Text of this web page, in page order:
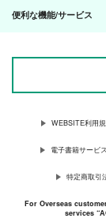
便利な機能/サービス
WEBSITE利用
電子書籍サービ
特定商取引
For Overseas
services